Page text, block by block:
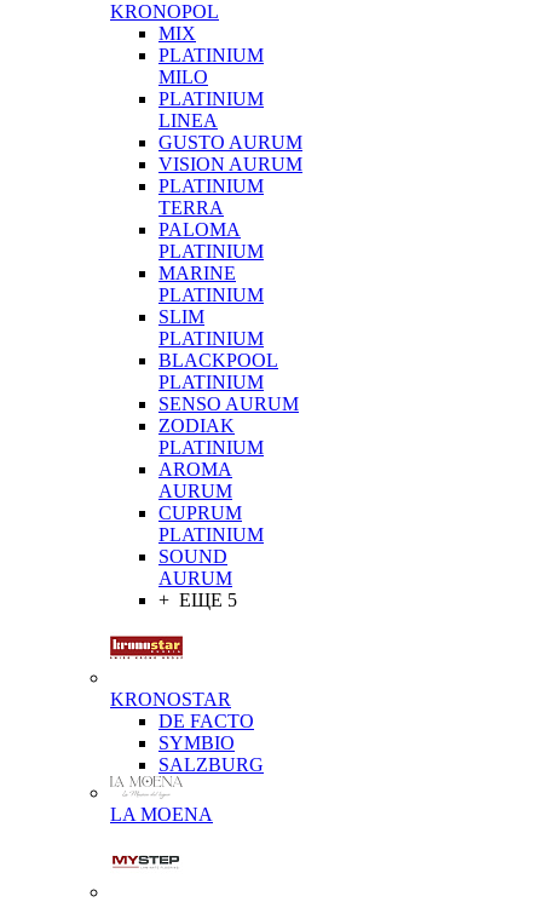
KRONOPOL
MIX
PLATINIUM
MILO
PLATINIUM
LINEA
GUSTO AURUM
VISION AURUM
PLATINIUM
TERRA
PALOMA
PLATINIUM
MARINE
PLATINIUM
SLIM
PLATINIUM
BLACKPOOL
PLATINIUM
SENSO AURUM
ZODIAK
PLATINIUM
AROMA
AURUM
CUPRUM
PLATINIUM
SOUND
AURUM
+ ЕЩЕ 5
KRONOSTAR
DE FACTO
SYMBIO
SALZBURG
LA MOENA